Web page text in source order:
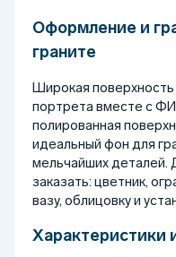
Оформление и
граните
Широкая
портрета вместе с
полированная
идеальный фон для
мельчайших деталей.
заказать: цветник,
вазу, облицовку и
Характеристики